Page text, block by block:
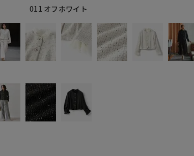
011 オフホワイト